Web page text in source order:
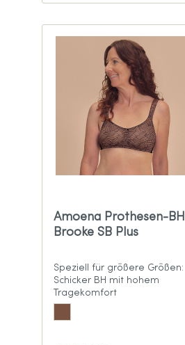
Amoena Prothesen-BH
Brooke SB Plus
Speziell für größere Größen:
Schicker BH mit hohem
Tragekomfort